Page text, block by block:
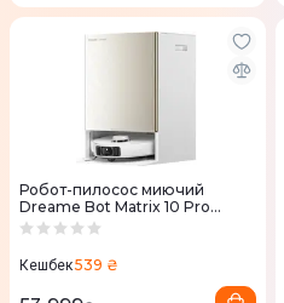
Робот-пилосос миючий
Dreame Bot Matrix 10 Pro
White
Кешбек539 ₴